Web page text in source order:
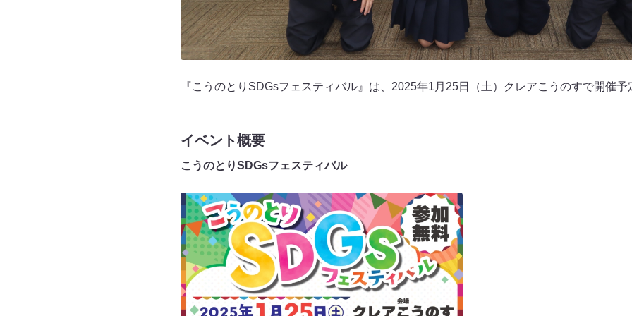
『こうのとりSDGsフェスティバル』は、2025年1月25日（土）クレアこうのすで開催予
イベント概要
こうのとりSDGsフェスティバル